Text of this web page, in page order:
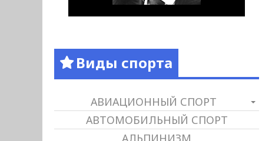
Виды спорта
АВИАЦИОННЫЙ СПОРТ
АВТОМОБИЛЬНЫЙ СПОРТ
АЛЬПИНИЗМ